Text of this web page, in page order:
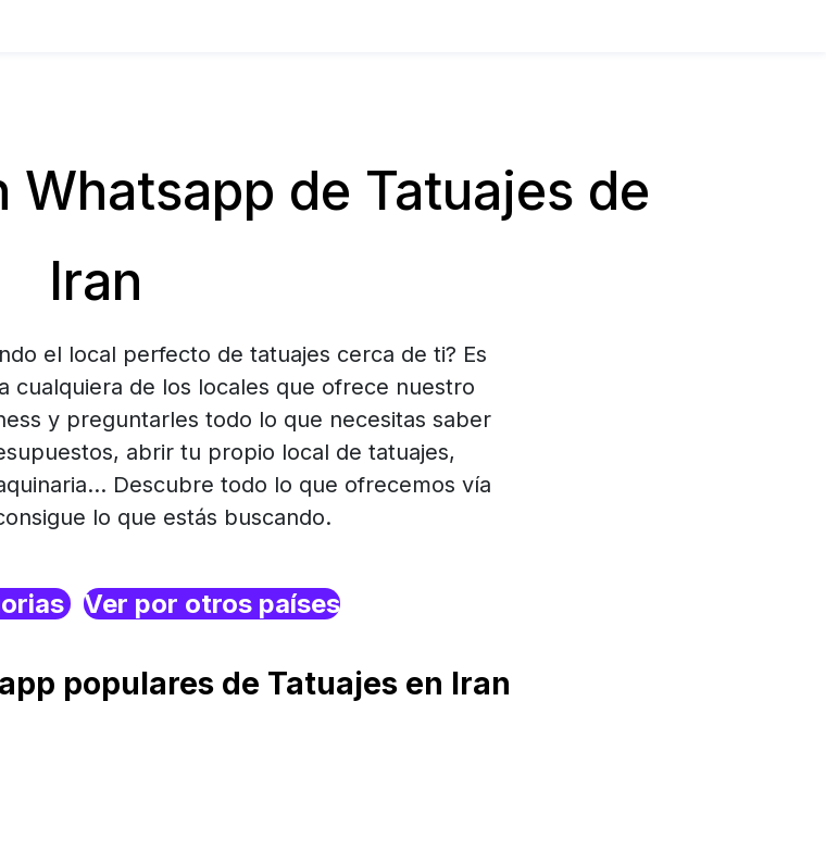
Whatsapp de Tatuajes de
Iran
el local perfecto de tatuajes cerca de ti? Es
cualquiera de los locales que ofrece nuestro
y preguntarles todo lo que necesitas saber
abrir tu propio local de tatuajes,
Descubre todo lo que ofrecemos vía
lo que estás buscando.
Ver por otros países
populares de Tatuajes en Iran